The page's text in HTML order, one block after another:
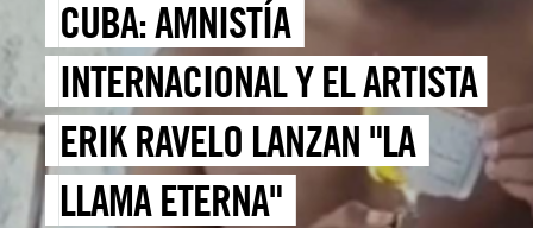
CUBA: AMNISTÍA
INTERNACIONAL Y EL ARTISTA
ERIK RAVELO LANZAN "LA
LLAMA ETERNA"